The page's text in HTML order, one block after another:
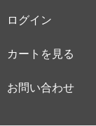
ログイン
カートを見る
お問い合わせ